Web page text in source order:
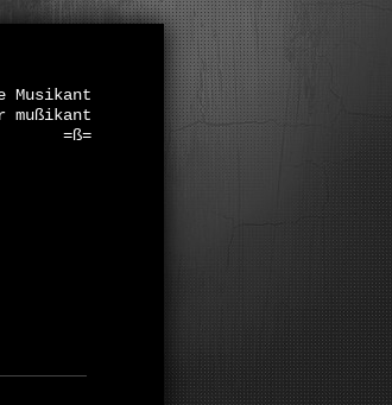
Musikant
mußikant
=ß=